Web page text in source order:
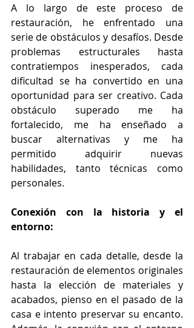
A lo largo de este proceso de
restauración, he enfrentado una
serie de obstáculos y desafíos. Desde
problemas estructurales hasta
contratiempos inesperados, cada
dificultad se ha convertido en una
oportunidad para ser creativo. Cada
obstáculo superado me ha
fortalecido, me ha enseñado a
buscar alternativas y me ha
permitido adquirir nuevas
habilidades, tanto técnicas como
personales.
Conexión con la historia y el
entorno:
Al trabajar en cada detalle, desde la
restauración de elementos originales
hasta la elección de materiales y
acabados, pienso en el pasado de la
casa e intento preservar su encanto.